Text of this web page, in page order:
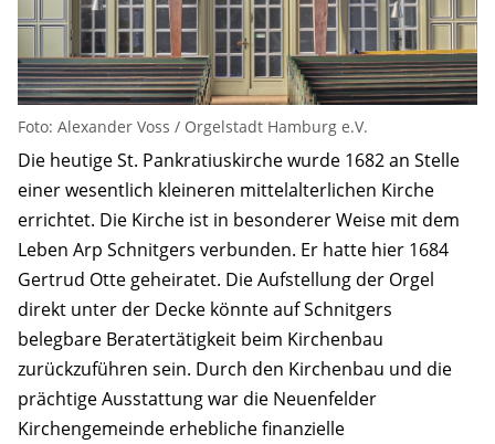
Foto: Alexander Voss / Orgelstadt Hamburg e.V.
Die heutige St. Pankratiuskirche wurde 1682 an Stelle
einer wesentlich kleineren mittelalterlichen Kirche
errichtet. Die Kirche ist in besonderer Weise mit dem
Leben Arp Schnitgers verbunden. Er hatte hier 1684
Gertrud Otte geheiratet. Die Aufstellung der Orgel
direkt unter der Decke könnte auf Schnitgers
belegbare Beratertätigkeit beim Kirchenbau
zurückzuführen sein. Durch den Kirchenbau und die
prächtige Ausstattung war die Neuenfelder
Kirchengemeinde erhebliche finanzielle